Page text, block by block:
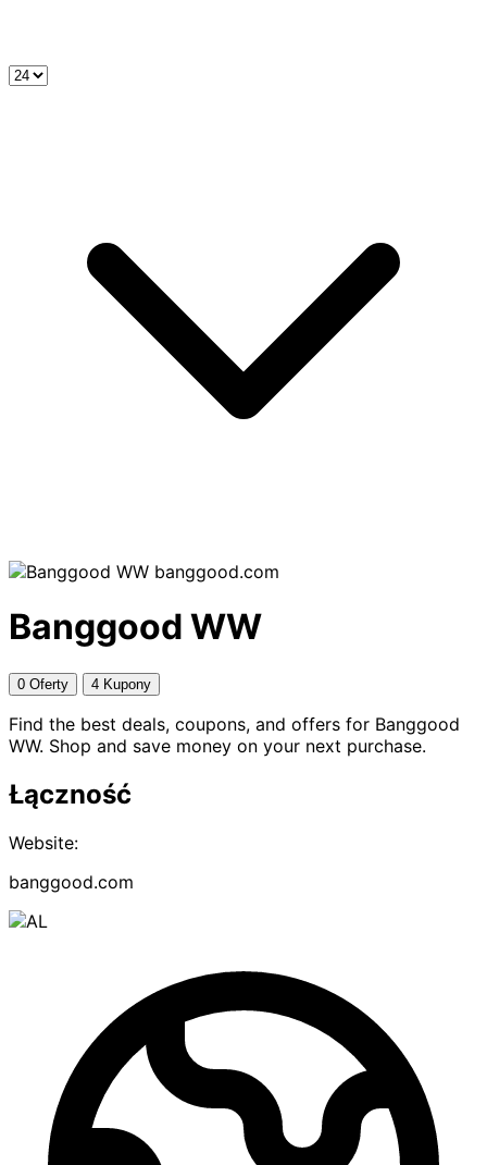
banggood.com
Banggood WW
0 Oferty 4 Kupony
Find the best deals, coupons, and offers for Banggood
WW. Shop and save money on your next purchase.
Łączność
Website:
banggood.com